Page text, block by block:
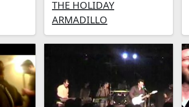
THE HOLIDAY
ARMADILLO